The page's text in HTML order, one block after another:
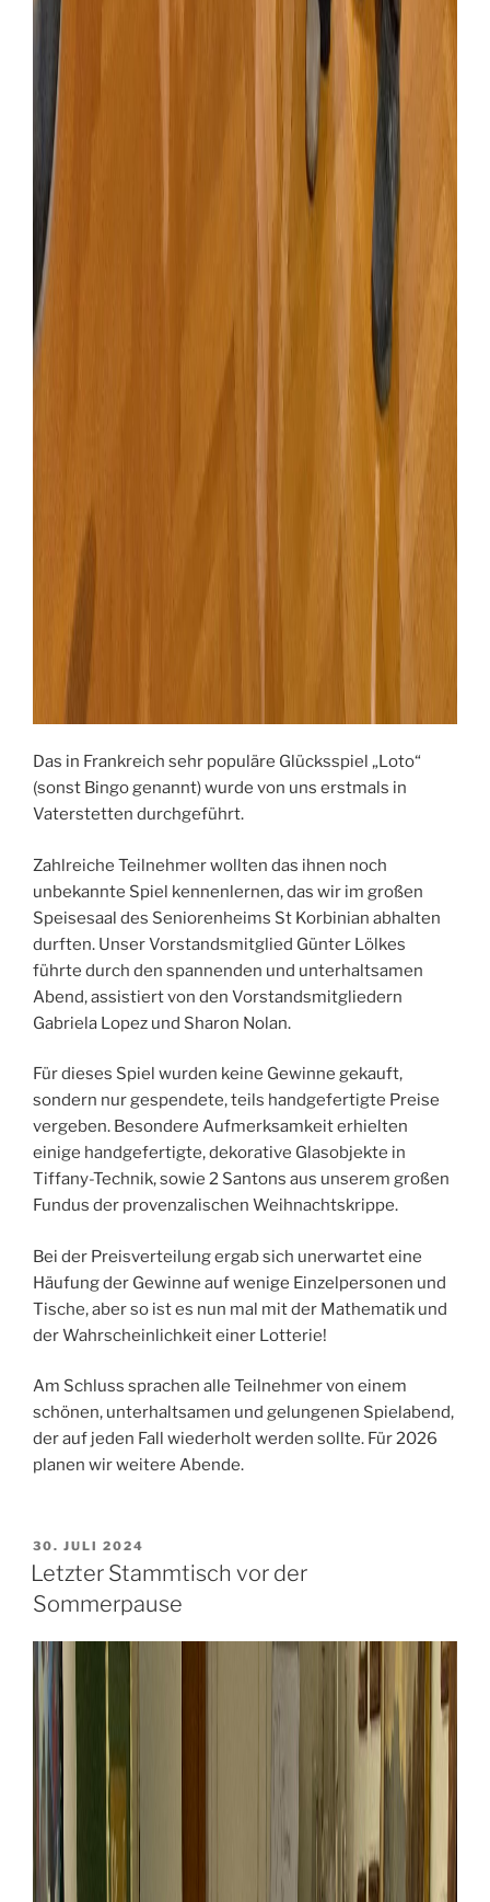
Das in Frankreich sehr populäre Glücksspiel „Loto“
(sonst Bingo genannt) wurde von uns erstmals in
Vaterstetten durchgeführt.
Zahlreiche Teilnehmer wollten das ihnen noch
unbekannte Spiel kennenlernen, das wir im großen
Speisesaal des Seniorenheims St Korbinian abhalten
durften. Unser Vorstandsmitglied Günter Lölkes
führte durch den spannenden und unterhaltsamen
Abend, assistiert von den Vorstandsmitgliedern
Gabriela Lopez und Sharon Nolan.
Für dieses Spiel wurden keine Gewinne gekauft,
sondern nur gespendete, teils handgefertigte Preise
vergeben. Besondere Aufmerksamkeit erhielten
einige handgefertigte, dekorative Glasobjekte in
Tiffany-Technik, sowie 2 Santons aus unserem großen
Fundus der provenzalischen Weihnachtskrippe.
Bei der Preisverteilung ergab sich unerwartet eine
Häufung der Gewinne auf wenige Einzelpersonen und
Tische, aber so ist es nun mal mit der Mathematik und
der Wahrscheinlichkeit einer Lotterie!
Am Schluss sprachen alle Teilnehmer von einem
schönen, unterhaltsamen und gelungenen Spielabend,
der auf jeden Fall wiederholt werden sollte. Für 2026
planen wir weitere Abende.
VERÖFFENTLICHT
AM
30. JULI 2024
Letzter Stammtisch vor der
Sommerpause